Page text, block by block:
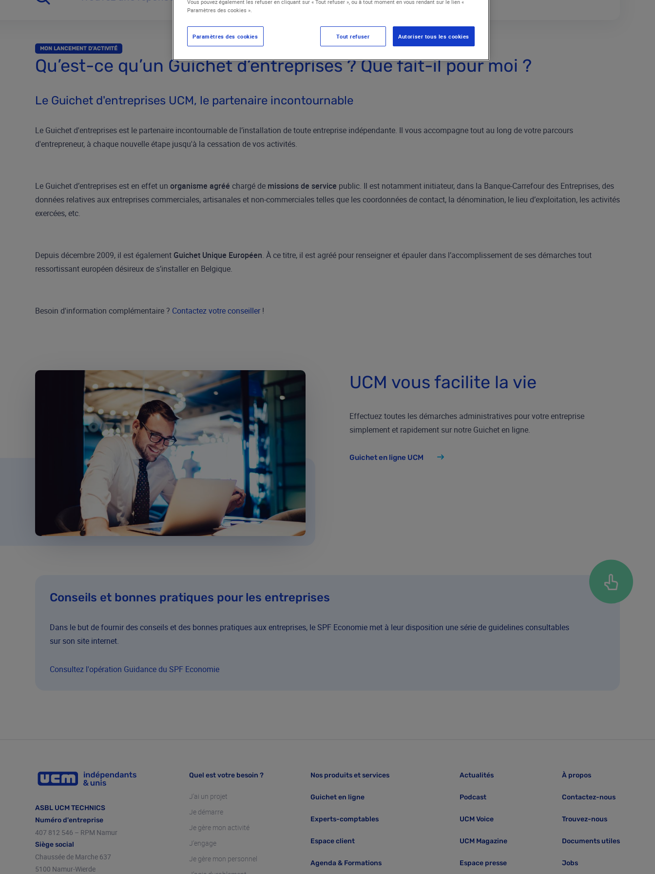
Trouvez une réponse parmi nos questions fréquentes
MON LANCEMENT D’ACTIVITÉ
Qu’est-ce qu’un Guichet d’entreprises ? Que fait-il pour moi ?
Le Guichet d'entreprises UCM, le partenaire incontournable
Le Guichet d'entreprises est le partenaire incontournable de l’installation de toute entreprise indépendante. Il vous accompagne tout au long de votre parcours
d'entrepreneur, à chaque nouvelle étape jusqu'à la cessation de vos activités.
Le Guichet d’entreprises est en effet un organisme agréé chargé de missions de service public. Il est notamment initiateur, dans la Banque-Carrefour des Entreprises, des
données relatives aux entreprises commerciales, artisanales et non-commerciales telles que les coordonnées de contact, la dénomination, le lieu d’exploitation, les activités
exercées, etc.
Depuis décembre 2009, il est également Guichet Unique Européen. À ce titre, il est agréé pour renseigner et épauler dans l’accomplissement de ses démarches tout
ressortissant européen désireux de s’installer en Belgique.
Besoin d'information complémentaire ? Contactez votre conseiller !
UCM vous facilite la vie
Effectuez toutes les démarches administratives pour votre entreprise
simplement et rapidement sur notre Guichet en ligne.
Guichet en ligne UCM
Conseils et bonnes pratiques pour les entreprises
Dans le but de fournir des conseils et des bonnes pratiques aux entreprises, le SPF Economie met à leur disposition une série de guidelines consultables
sur son site internet.
Consultez l'opération Guidance du SPF Economie
ASBL UCM TECHNICS
Numéro d'entreprise
407 812 546 – RPM Namur
Siège social
Chaussée de Marche 637
5100 Namur-Wierde
Quel est votre besoin ?
J'ai un projet
Je démarre
Je gère mon activité
J'engage
Je gère mon personnel
Nos produits et services
Guichet en ligne
Experts-comptables
Espace client
Agenda & Formations
Actualités
Podcast
UCM Voice
UCM Magazine
Espace presse
À propos
Contactez-nous
Trouvez-nous
Documents utiles
Jobs
Vous pouvez également les refuser en cliquant sur « Tout refuser », ou à tout moment en vous rendant sur le lien «
Paramètres des cookies ».
Tout refuser Autoriser tous les cookies
Paramètres des cookies